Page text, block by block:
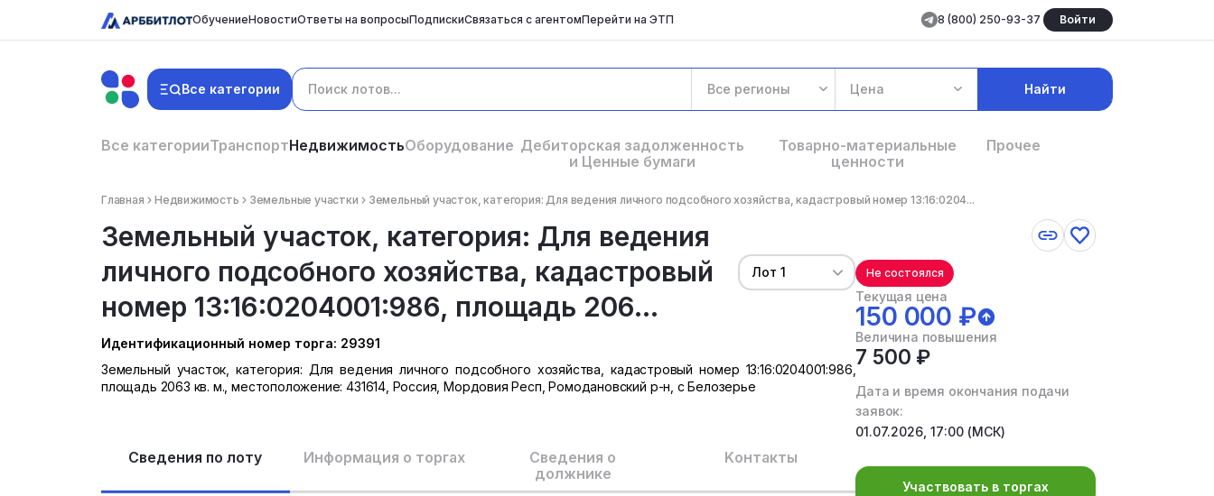
ОбучениеНовостиОтветы на вопросыПодпискиСвязаться с агентомПерейти на ЭТП 8 (800) 250-93-37 Войти
Все категории Все регионы Цена Найти
Все категорииТранспортНедвижимостьОборудование Дебиторская задолженность
и Ценные бумаги
Товарно-материальные
ценности
Прочее
Главная Недвижимость Земельные участки Земельный участок, категория: Для ведения личного подсобного хозяйства, кадастровый номер 13:16:0204...
Земельный участок, категория: Для ведения
личного подсобного хозяйства, кадастровый
номер 13:16:0204001:986, площадь 206...
Лот 1
Идентификационный номер торга: 29391
Земельный участок, категория: Для ведения личного подсобного хозяйства, кадастровый номер 13:16:0204001:986,
площадь 2063 кв. м., местоположение: 431614, Россия, Мордовия Респ, Ромодановский р-н, с Белозерье
Сведения по лоту Информация о торгах
Сведения о
должнике
Kонтакты
Не состоялся
Текущая цена
150 000 ₽
Величина повышения
7 500 ₽
Дата и время окончания подачи
заявок:
01.07.2026, 17:00 (МСК)
Участвовать в торгах